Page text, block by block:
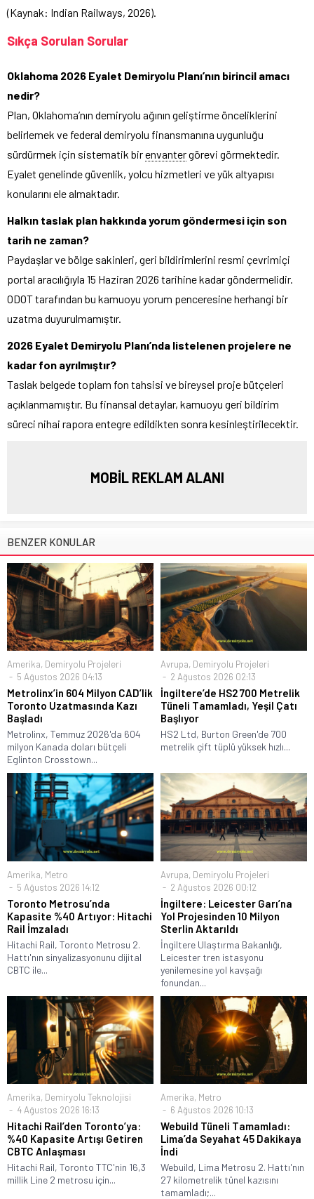
(Kaynak: Indian Railways, 2026).
Sıkça Sorulan Sorular
Oklahoma 2026 Eyalet Demiryolu Planı’nın birincil amacı
nedir?
Plan, Oklahoma’nın demiryolu ağının geliştirme önceliklerini
belirlemek ve federal demiryolu finansmanına uygunluğu
sürdürmek için sistematik birenvantergörevi görmektedir.
Eyalet genelinde güvenlik, yolcu hizmetleri ve yük altyapısı
konularını ele almaktadır.
Halkın taslak plan hakkında yorum göndermesi için son
tarih ne zaman?
Paydaşlar ve bölge sakinleri, geri bildirimlerini resmi çevrimiçi
portal aracılığıyla 15 Haziran 2026 tarihine kadar göndermelidir.
ODOT tarafından bu kamuoyu yorum penceresine herhangi bir
uzatma duyurulmamıştır.
2026 Eyalet Demiryolu Planı’nda listelenen projelere ne
kadar fon ayrılmıştır?
Taslak belgede toplam fon tahsisi ve bireysel proje bütçeleri
açıklanmamıştır. Bu finansal detaylar, kamuoyu geri bildirim
süreci nihai rapora entegre edildikten sonra kesinleştirilecektir.
MOBİL REKLAM ALANI
BENZER KONULAR
Amerika, Demiryolu Projeleri
5 Ağustos 2026 04:13
Metrolinx’in 604 Milyon CAD’lik
Toronto Uzatmasında Kazı
Başladı
Metrolinx, Temmuz 2026'da 604
milyon Kanada doları bütçeli
Eglinton Crosstown...
Avrupa, Demiryolu Projeleri
2 Ağustos 2026 02:13
İngiltere’de HS2 700 Metrelik
Tüneli Tamamladı, Yeşil Çatı
Başlıyor
HS2 Ltd, Burton Green'de 700
metrelik çift tüplü yüksek hızlı...
Amerika, Metro
5 Ağustos 2026 14:12
Toronto Metrosu’nda
Kapasite %40 Artıyor: Hitachi
Rail İmzaladı
Hitachi Rail, Toronto Metrosu 2.
Hattı'nın sinyalizasyonunu dijital
CBTC ile...
Avrupa, Demiryolu Projeleri
2 Ağustos 2026 00:12
İngiltere: Leicester Garı’na
Yol Projesinden 10 Milyon
Sterlin Aktarıldı
İngiltere Ulaştırma Bakanlığı,
Leicester tren istasyonu
yenilemesine yol kavşağı
fonundan...
Amerika, Demiryolu Teknolojisi
4 Ağustos 2026 16:13
Hitachi Rail’den Toronto’ya:
%40 Kapasite Artışı Getiren
CBTC Anlaşması
Hitachi Rail, Toronto TTC'nin 16,3
millik Line 2 metrosu için...
Amerika, Metro
6 Ağustos 2026 10:13
Webuild Tüneli Tamamladı:
Lima’da Seyahat 45 Dakikaya
İndi
Webuild, Lima Metrosu 2. Hattı'nın
27 kilometrelik tünel kazısını
tamamladı;...